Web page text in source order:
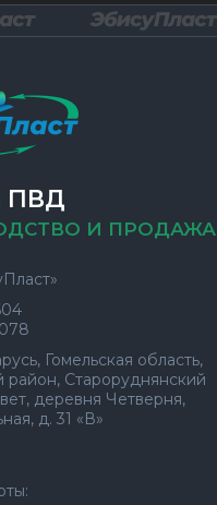
ПВД
И ПРОДАЖА
Гомельская область,
Староруднянский
деревня Четверня,
д. 31 «В»